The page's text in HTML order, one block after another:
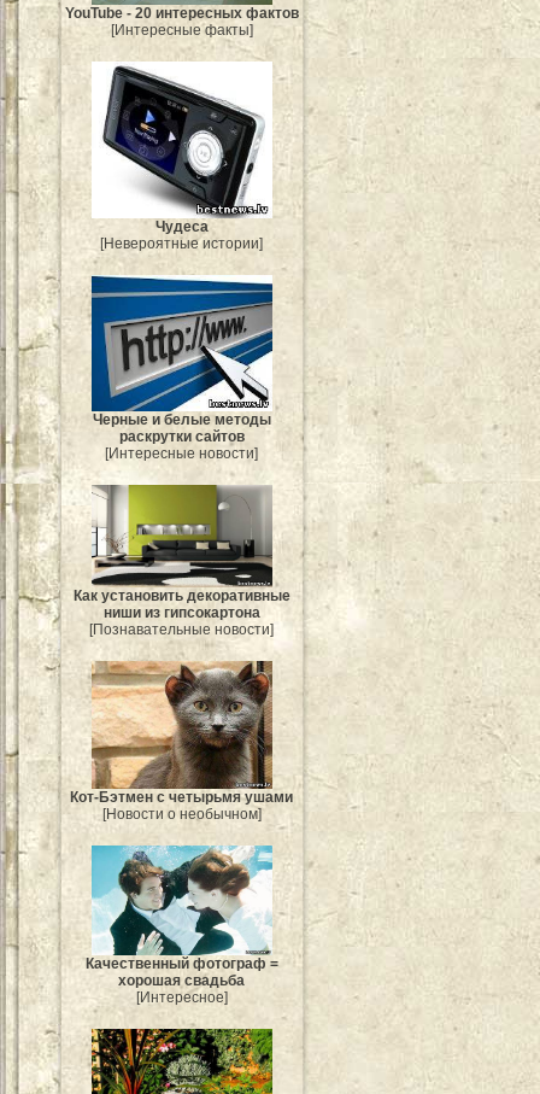
YouTube - 20 интересных фактов
[Интересные факты]
Чудеса
[Невероятные истории]
Черные и белые методы
раскрутки сайтов
[Интересные новости]
Как установить декоративные
ниши из гипсокартона
[Познавательные новости]
Кот-Бэтмен с четырьмя ушами
[Новости о необычном]
Качественный фотограф =
хорошая свадьба
[Интересное]